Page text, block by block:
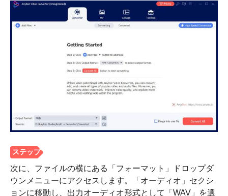
ステップ
1。
次に、ファイルの横にある「フォーマット」ドロップダ
ウンメニューにアクセスします。「オーディオ」セクシ
ョンに移動し、出力オーディオ形式として「WAV」を選